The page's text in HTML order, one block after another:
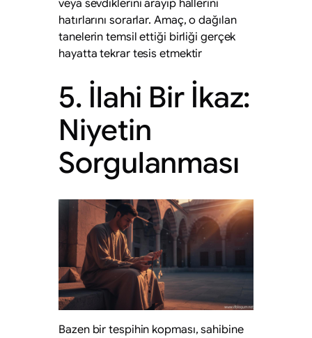
veya sevdiklerini arayıp hallerini
hatırlarını sorarlar. Amaç, o dağılan
tanelerin temsil ettiği birliği gerçek
hayatta tekrar tesis etmektir
5. İlahi Bir İkaz:
Niyetin
Sorgulanması
Bazen bir tespihin kopması, sahibine